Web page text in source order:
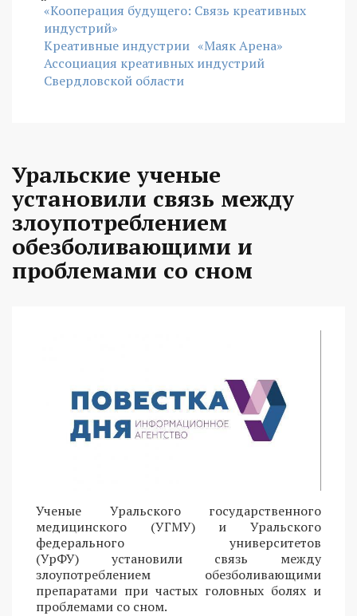
«Кооперация будущего: Связь креативных
индустрий»
Креативные индустрии «Маяк Арена»
Ассоциация креативных индустрий
Свердловской области
Уральские ученые
установили связь между
злоупотреблением
обезболивающими и
проблемами со сном
Ученые Уральского государственного
медицинского (УГМУ) и Уральского
федерального университетов
(УрФУ) установили связь между
злоупотреблением обезболивающими
препаратами при частых головных болях и
проблемами со сном.